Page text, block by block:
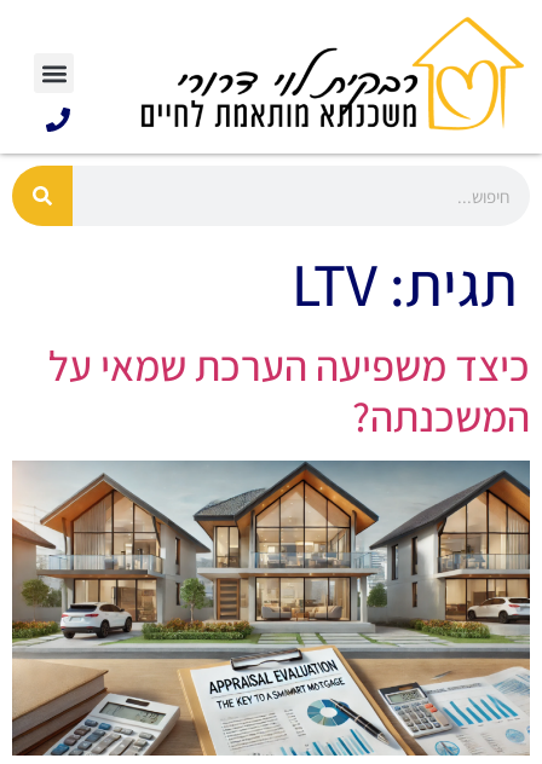
תגית: LTV
כיצד משפיעה הערכת שמאי על
המשכנתה?